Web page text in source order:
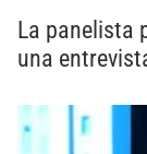
La panelista
una